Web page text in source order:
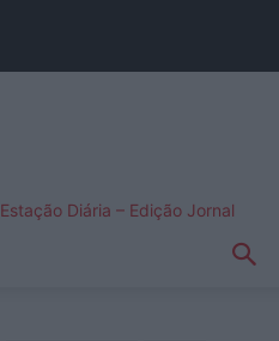
Estação Diária – Edição Jornal